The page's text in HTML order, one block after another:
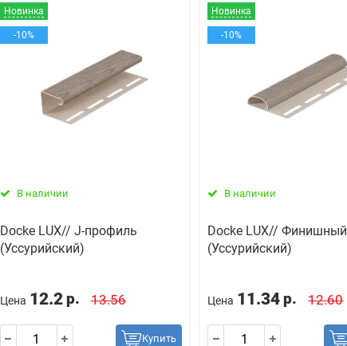
Новинка
-10%
В наличии
Docke LUX// J-профиль
(Уссурийский)
Цена 12.2 р. 13.56
Купить
Новинка
-10%
В наличии
Docke LUX// Финишный
(Уссурийский)
Цена 11.34 р. 12.60